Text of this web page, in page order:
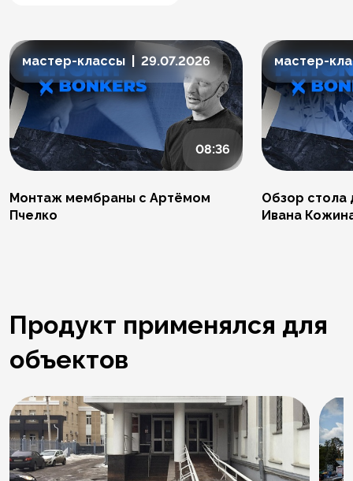
мастер-классы | 29.07.2026
08:36
Монтаж мембраны с Артёмом
Пчелко
мастер-
Обзор стола
Ивана
Продукт применялся для
объектов